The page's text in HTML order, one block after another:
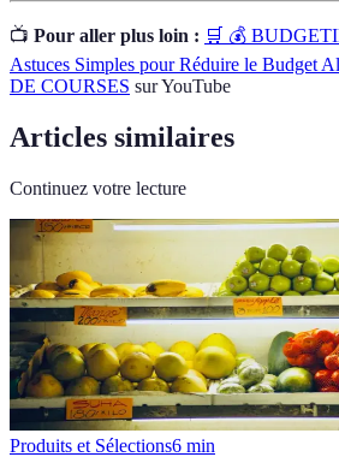
📺 Pour aller plus loin : 🛒 💰
Astuces Simples pour Réduire le Budget
DE COURSES sur YouTube
Articles similaires
Continuez votre lecture
Produits et Sélections6 min